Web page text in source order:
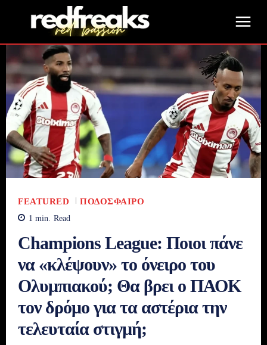
FEATURED ΠΟΔΌΣΦΑΙΡΟ
1 min. Read
Champions League: Ποιοι πάνε
να «κλέψουν» το όνειρο του
Ολυμπιακού; Θα βρει ο ΠΑΟΚ
τον δρόμο για τα αστέρια την
τελευταία στιγμή;